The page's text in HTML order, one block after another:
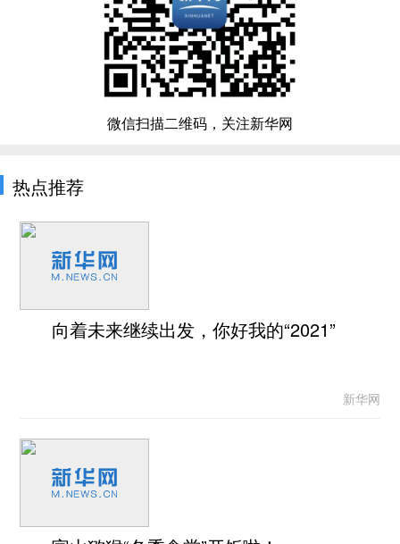
微信扫描二维码，关注新华网
热点推荐
向着未来继续出发，你好我的“2021”
新华网